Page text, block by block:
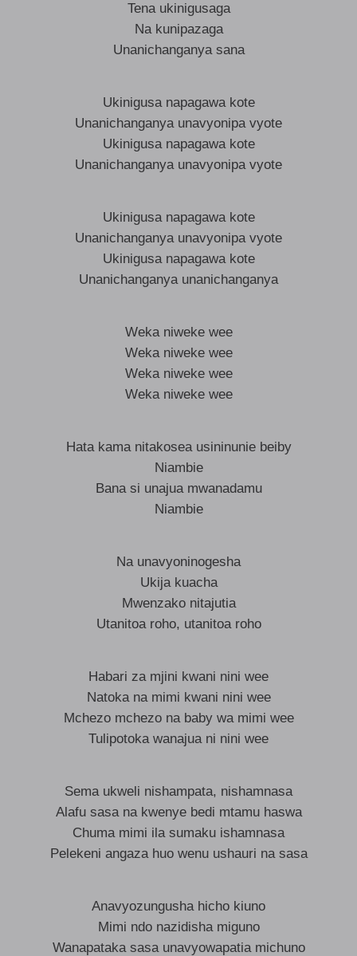
Tena ukinigusaga
Na kunipazaga
Unanichanganya sana
Ukinigusa napagawa kote
Unanichanganya unavyonipa vyote
Ukinigusa napagawa kote
Unanichanganya unavyonipa vyote
Ukinigusa napagawa kote
Unanichanganya unavyonipa vyote
Ukinigusa napagawa kote
Unanichanganya unanichanganya
Weka niweke wee
Weka niweke wee
Weka niweke wee
Weka niweke wee
Hata kama nitakosea usininunie beiby
Niambie
Bana si unajua mwanadamu
Niambie
Na unavyoninogesha
Ukija kuacha
Mwenzako nitajutia
Utanitoa roho, utanitoa roho
Habari za mjini kwani nini wee
Natoka na mimi kwani nini wee
Mchezo mchezo na baby wa mimi wee
Tulipotoka wanajua ni nini wee
Sema ukweli nishampata, nishamnasa
Alafu sasa na kwenye bedi mtamu haswa
Chuma mimi ila sumaku ishamnasa
Pelekeni angaza huo wenu ushauri na sasa
Anavyozungusha hicho kiuno
Mimi ndo nazidisha miguno
Wanapataka sasa unavyowapatia michuno